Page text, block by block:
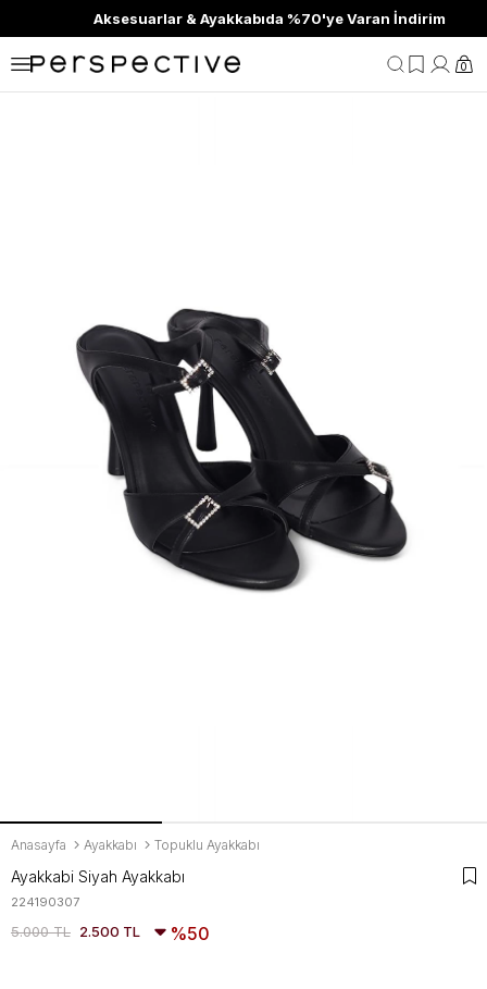
Aksesuarlar & Ayakkabıda %70'ye Varan İndirim
0
Anasayfa Ayakkabı Topuklu Ayakkabı
Ayakkabi Siyah Ayakkabı
224190307
5.000 TL 2.500 TL 50